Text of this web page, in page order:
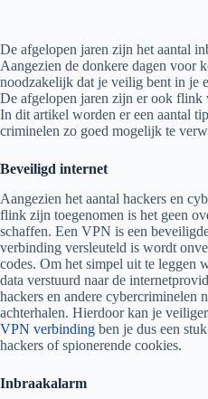
De afgelopen jaren zijn het aantal
Aangezien de donkere dagen voor
noodzakelijk dat je veilig bent in je
De afgelopen jaren zijn er ook
In dit artikel worden er een aantal
criminelen zo goed mogelijk te
Beveiligd internet
Aangezien het aantal hackers en
flink zijn toegenomen is het geen
schaffen. Een VPN is een
verbinding versleuteld is wordt
codes. Om het simpel uit te leggen
data verstuurd naar de
hackers en andere cybercriminelen
achterhalen. Hierdoor kan je
VPN verbinding ben je dus een
hackers of spionerende cookies.
Inbraakalarm